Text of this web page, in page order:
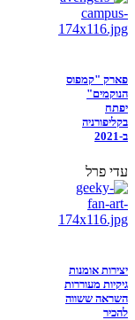
פארק "קמפוס
הנוקמים"
יפתח
בקליפורניה
ב-2021
עדי פרל
יצירות אומנות
גיקיות מעוררות
השראה ששווה
להכיר